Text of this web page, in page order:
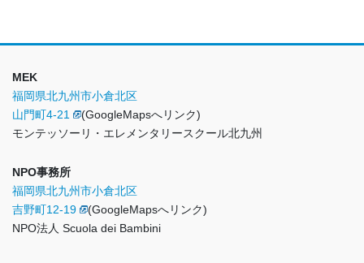
MEK
福岡県北九州市小倉北区
山門町4-21
(GoogleMapsへリンク)
モンテッソーリ・エレメンタリースクール北九州
NPO事務所
福岡県北九州市小倉北区
吉野町12-19
(GoogleMapsへリンク)
NPO法人 Scuola dei Bambini